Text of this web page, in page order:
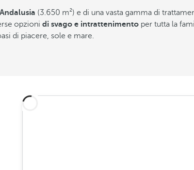
(3.650 m²) e di una vasta gamma di
opzioni di svago e intrattenimento per tutta la
di piacere, sole e mare.